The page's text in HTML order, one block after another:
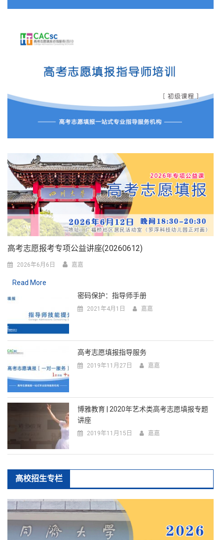
高考志愿报考专项公益讲座(20260612)
2026年6月6日 嘉嘉
Read More
密码保护：指导师手册
2021年4月1日 嘉嘉
高考志愿填报指导服务
2019年11月27日 嘉嘉
博雅教育 | 2020年艺术类高考志愿填报专题
讲座
2019年11月15日 嘉嘉
高校招生专栏